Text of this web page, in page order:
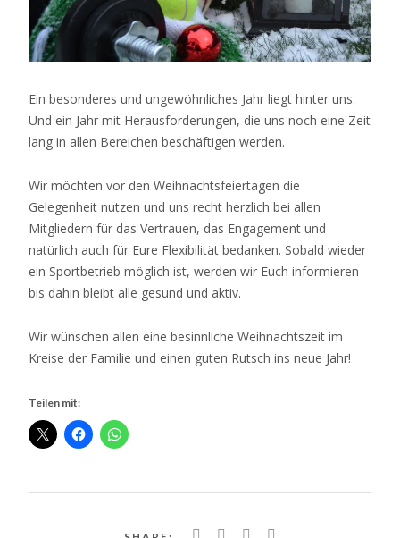
Ein besonderes und ungewöhnliches Jahr liegt hinter uns.
Und ein Jahr mit Herausforderungen, die uns noch eine Zeit
lang in allen Bereichen beschäftigen werden.
Wir möchten vor den Weihnachtsfeiertagen die
Gelegenheit nutzen und uns recht herzlich bei allen
Mitgliedern für das Vertrauen, das Engagement und
natürlich auch für Eure Flexibilität bedanken. Sobald wieder
ein Sportbetrieb möglich ist, werden wir Euch informieren –
bis dahin bleibt alle gesund und aktiv.
Wir wünschen allen eine besinnliche Weihnachtszeit im
Kreise der Familie und einen guten Rutsch ins neue Jahr!
Teilen mit: